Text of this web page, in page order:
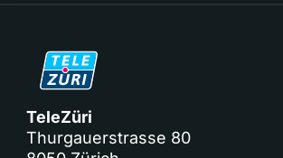
TeleZüri
Thurgauerstrasse 80